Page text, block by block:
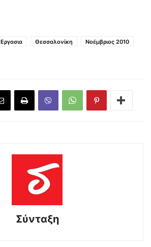
Εργασια Θεσσαλονίκη
Νοέμβριος 2010
Σύνταξη